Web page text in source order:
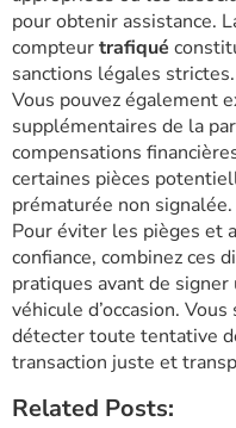
pour obtenir assistance.
compteurtrafiqué
sanctions légales strictes.
Vous pouvez également
supplémentaires de la
compensations
certaines pièces
prématurée non signalée.
Pour éviter les pièges et
confiance, combinez ces
pratiques avant de signer
véhicule d’occasion.
détecter toute tentative
transaction juste et
Related Posts: